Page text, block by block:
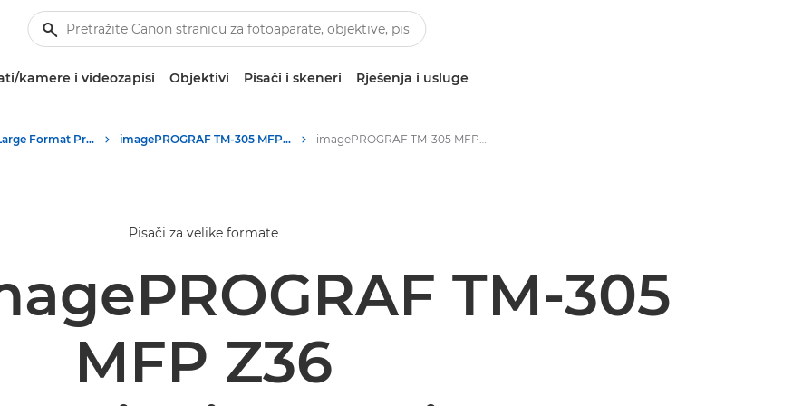
kamere i videozapisi Objektivi Pisači i skeneri Rješenja i usluge
High-Quality Large Format Printers for CAD/GIS and Stunning Graphics imagePROGRAF TM-305 MFP Z36: vrhunsko ispisivanje velikih formata imagePROGRAF TM-305 MFP Z36 tvrtke Canon – pisači za velike formate – tehnički podaci
Pisači za velike formate
TM-305
MFP Z36